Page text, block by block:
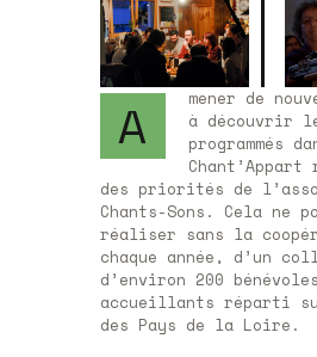
A
mener de
à découvrir
programmés
Chant’Appart
des priorités de
Chants-Sons. Cela ne
réaliser sans la
chaque année, d’un
d’environ 200
accueillants réparti
des Pays de la Loire.